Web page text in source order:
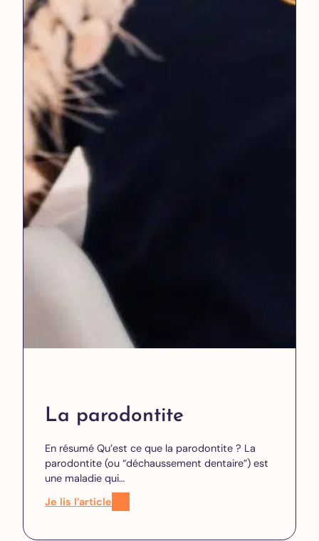
La parodontite
En résumé Qu’est ce que la parodontite ? La
parodontite (ou “déchaussement dentaire”) est
une maladie qui…
Je lis l’article